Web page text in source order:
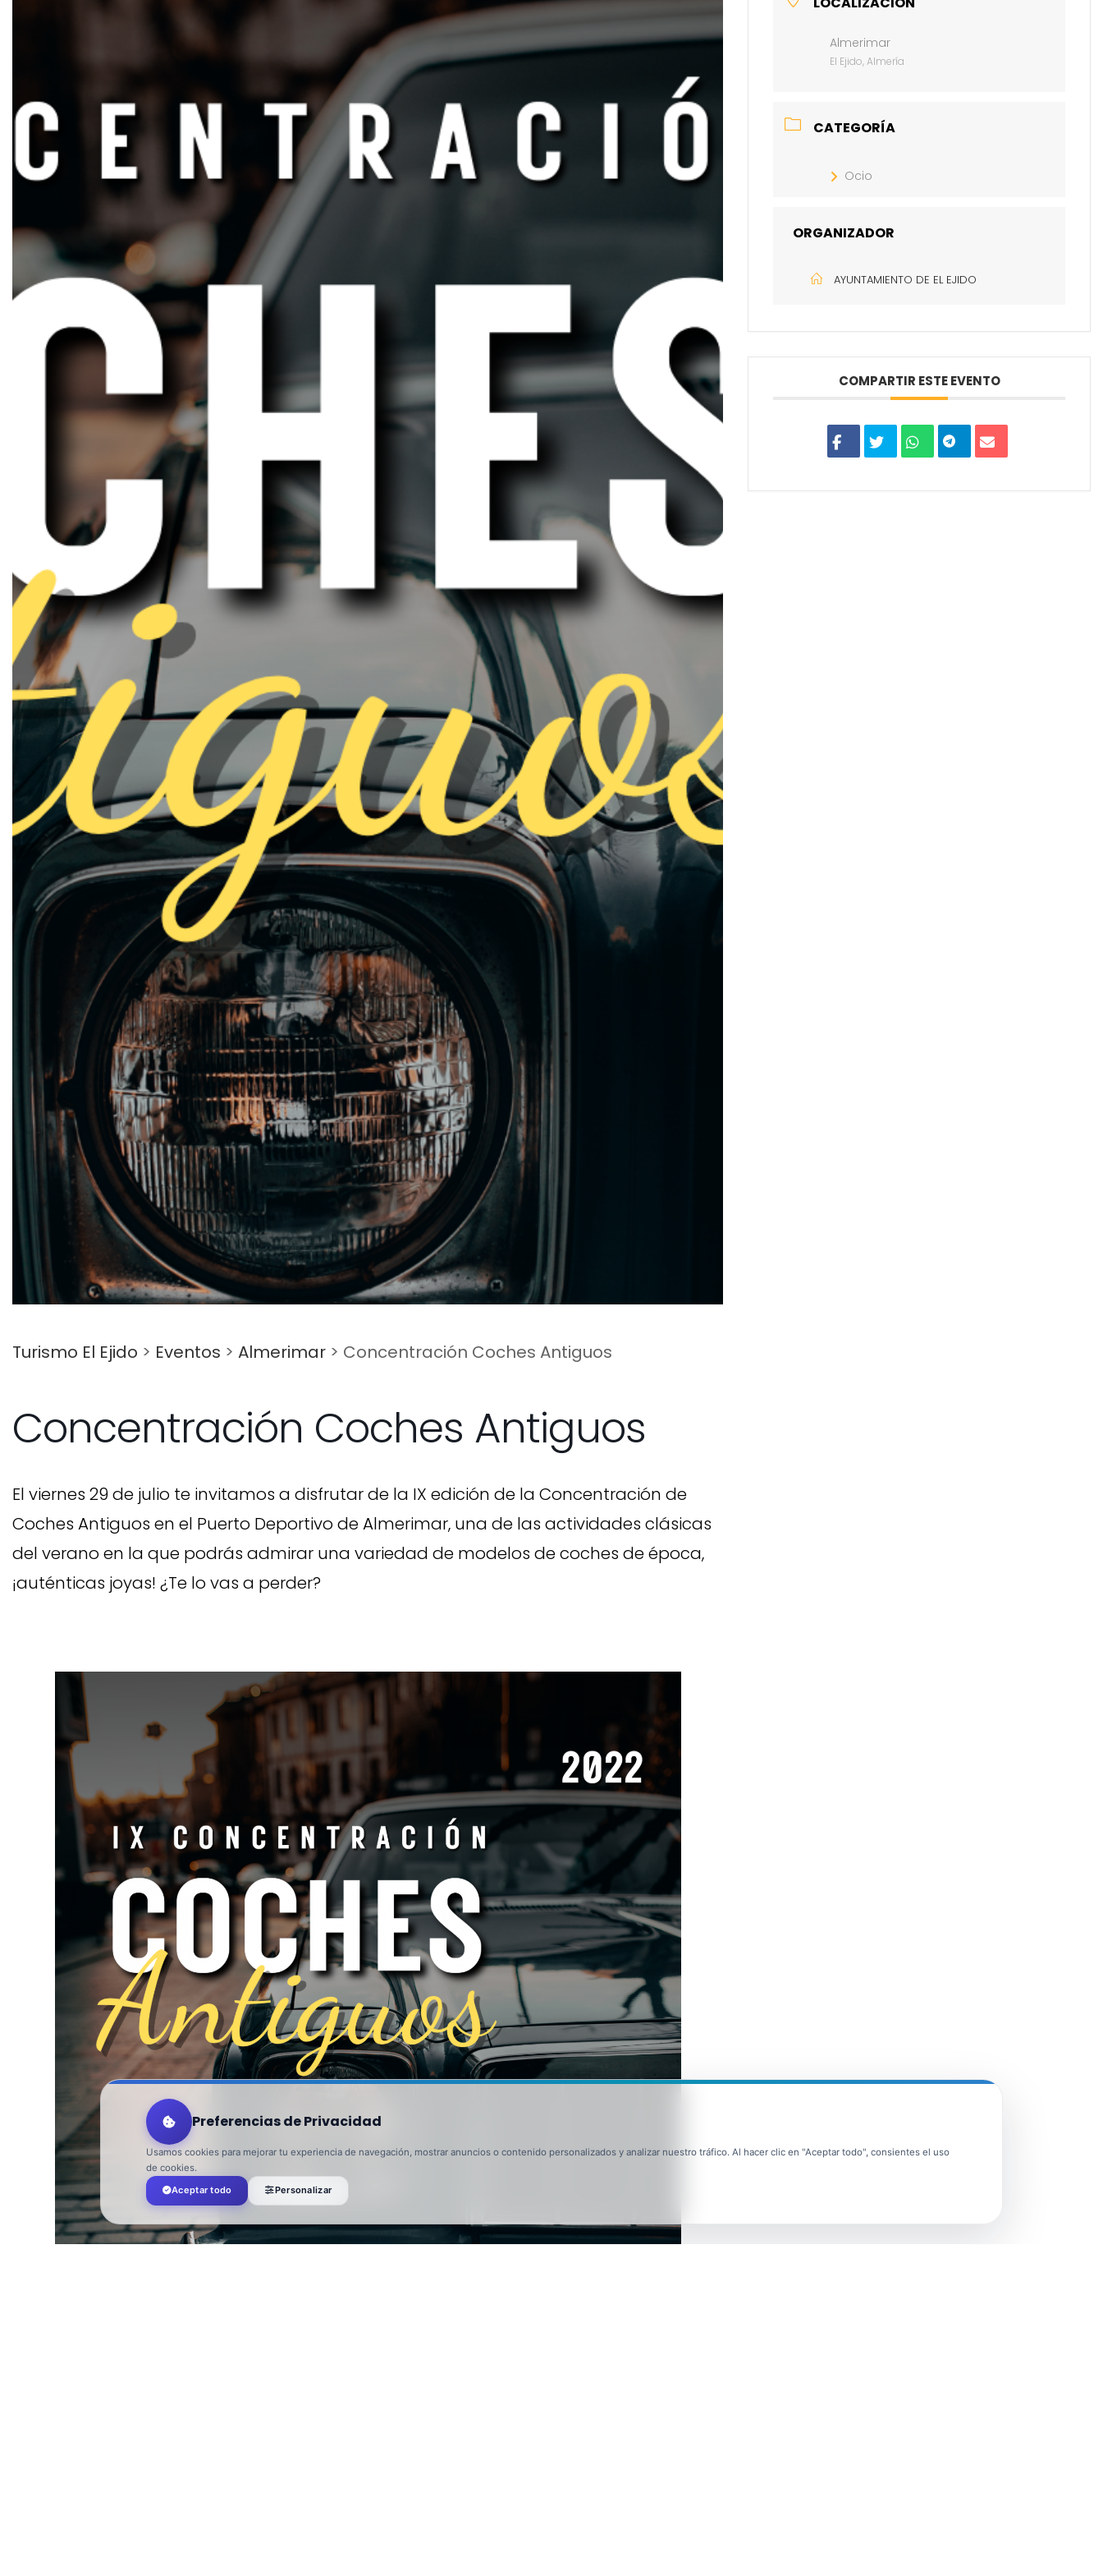
Turismo El Ejido > Eventos > Almerimar > Concentración Coches Antiguos
Concentración Coches Antiguos
El viernes 29 de julio te invitamos a disfrutar de la IX edición de la Concentración de
Coches Antiguos en el Puerto Deportivo de Almerimar, una de las actividades clásicas
del verano en la que podrás admirar una variedad de modelos de coches de época,
¡auténticas joyas! ¿Te lo vas a perder?
Almerimar
El Ejido, Almería
CATEGORÍA
Ocio
ORGANIZADOR
AYUNTAMIENTO DE EL EJIDO
COMPARTIR ESTE EVENTO
Preferencias de Privacidad
Usamos cookies para mejorar tu experiencia de navegación, mostrar anuncios o contenido personalizados y analizar nuestro tráfico. Al hacer clic en "Aceptar todo", consientes el uso
de cookies.
Aceptar todo
Personalizar